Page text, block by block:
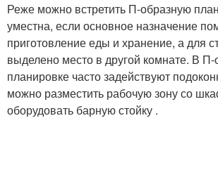
Реже можно встретить П-образную
уместна, если основное назначение
приготовление еды и хранение, а для
выделено место в другой комнате. В П-
планировке часто задействуют
можно разместить рабочую зону со
оборудовать барную стойку .